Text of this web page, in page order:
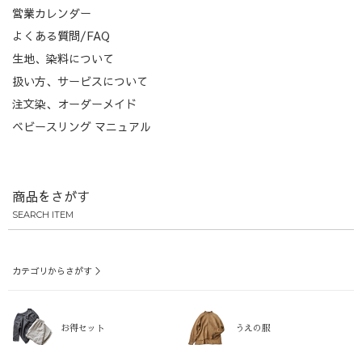
営業カレンダー
よくある質問/FAQ
生地、染料について
扱い方、サービスについて
注文染、オーダーメイド
ベビースリング マニュアル
商品をさがす
SEARCH ITEM
カテゴリからさがす ＞
お得セット うえの服